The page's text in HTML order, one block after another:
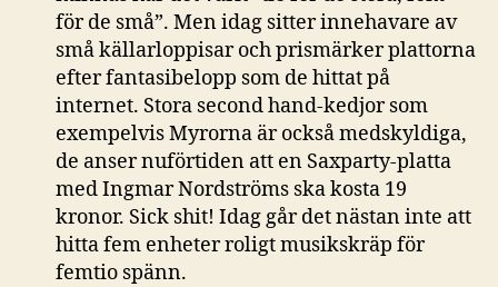
för de små”. Men idag sitter innehavare av
små källarloppisar och prismärker plattorna
efter fantasibelopp som de hittat på
internet. Stora second hand-kedjor som
exempelvis Myrorna är också medskyldiga,
de anser nuförtiden att en Saxparty-platta
med Ingmar Nordströms ska kosta 19
kronor. Sick shit! Idag går det nästan inte att
hitta fem enheter roligt musikskräp för
femtio spänn.